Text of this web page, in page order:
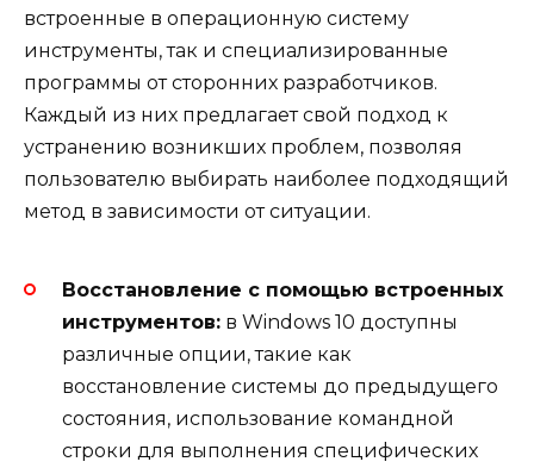
встроенные в операционную систему
инструменты, так и специализированные
программы от сторонних разработчиков.
Каждый из них предлагает свой подход к
устранению возникших проблем, позволяя
пользователю выбирать наиболее подходящий
метод в зависимости от ситуации.
Восстановление с помощью встроенных
инструментов: в Windows 10 доступны
различные опции, такие как
восстановление системы до предыдущего
состояния, использование командной
строки для выполнения специфических